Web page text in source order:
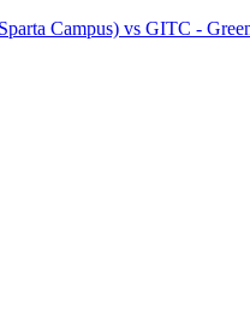
Campus) vs GITC -